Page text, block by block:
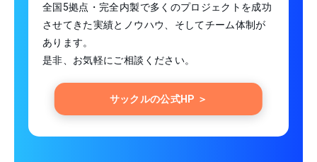
全国5拠点・完全内製で多くのプロジェクトを成功
させてきた実績とノウハウ、そしてチーム体制が
あります。
是非、お気軽にご相談ください。
サックルの公式HP ＞